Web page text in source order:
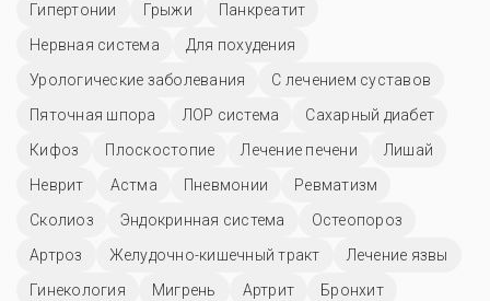
Гипертонии
Грыжи
Панкреатит
Нервная система
Для похудения
Урологические заболевания
С лечением суставов
Пяточная шпора
ЛОР система
Сахарный диабет
Кифоз
Плоскостопие Лечение печени
Лишай
Неврит
Астма Пневмонии
Ревматизм
Сколиоз
Эндокринная система
Остеопороз
Артроз
Желудочно-кишечный тракт
Лечение язвы
Гинекология
Мигрень Артрит Бронхит